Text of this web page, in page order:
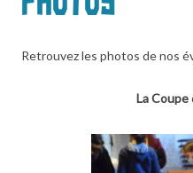
Retrouvez les photos de nos
La Coupe